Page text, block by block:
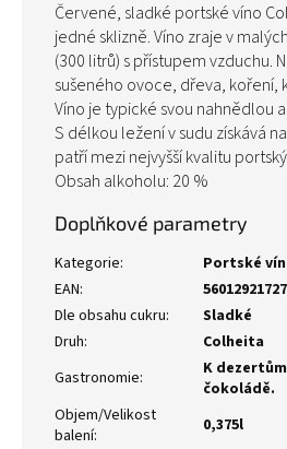
Červené, sladké portské víno
jedné sklizně. Víno zraje v
(300 litrů) s přístupem vzduchu.
sušeného ovoce, dřeva, koření,
Víno je typické svou nahnědlou
S délkou ležení v sudu získává
patří mezi nejvyšší kvalitu
Obsah alkoholu: 20 %
Doplňkové parametry
Kategorie:
Portské
EAN:
Dle obsahu cukru:
Sladké
Druh:
Colheita
Gastronomie:
K
čokoládě.
Objem/Velikost
balení:
0,375l